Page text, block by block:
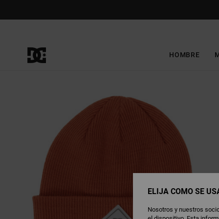
HOMBRE
ELIJA CÓMO SE
Nosotros y nuestros